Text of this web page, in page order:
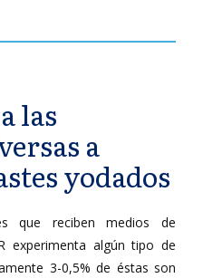
las
a
yodados
que reciben medios de
experimenta algún tipo de
3-0,5% de éstas son